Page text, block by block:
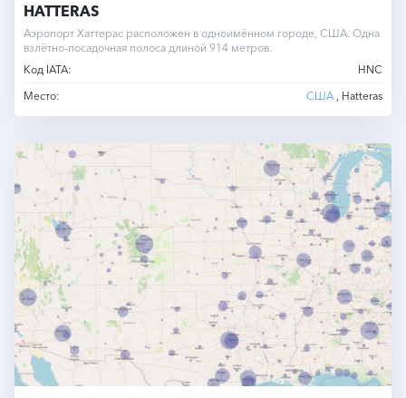
HATTERAS
Аэропорт Хаттерас расположен в одноимённом городе, США. Одна
взлётно-посадочная полоса длиной 914 метров.
Код IATA:
HNC
Место:
США , Hatteras